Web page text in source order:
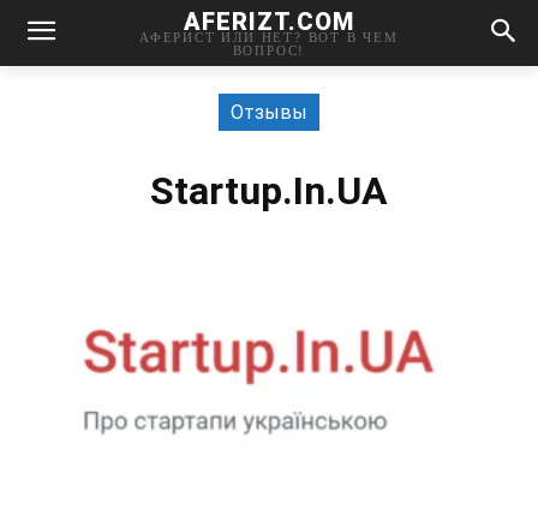
AFERIZT.COM
АФЕРИСТ ИЛИ НЕТ? ВОТ В ЧЕМ
ВОПРОС!
Отзывы
Startup.In.UA